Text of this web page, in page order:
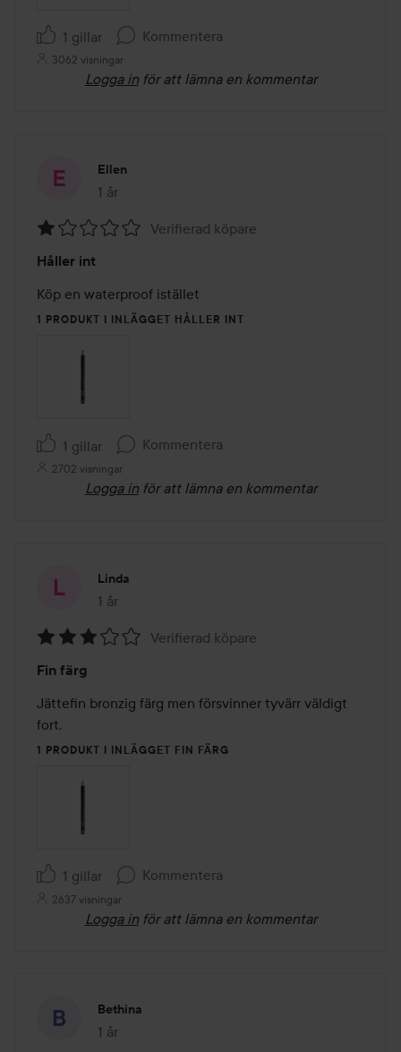
1 gillar Kommentera
3062 visningar
Logga in för att lämna en kommentar
Ellen
1 år
Inlägget skapades 1 år
1
av
5
Verifierad köpare
Håller int
Köp en waterproof istället
1 PRODUKT I INLÄGGET HÅLLER INT
1 gillar Kommentera
2702 visningar
Logga in för att lämna en kommentar
Linda
1 år
Inlägget skapades 1 år
3
av
5
Verifierad köpare
Fin färg
Jättefin bronzig färg men försvinner tyvärr väldigt
fort.
1 PRODUKT I INLÄGGET FIN FÄRG
1 gillar Kommentera
2637 visningar
Logga in för att lämna en kommentar
Bethina
1 år
Inlägget skapades 1 år